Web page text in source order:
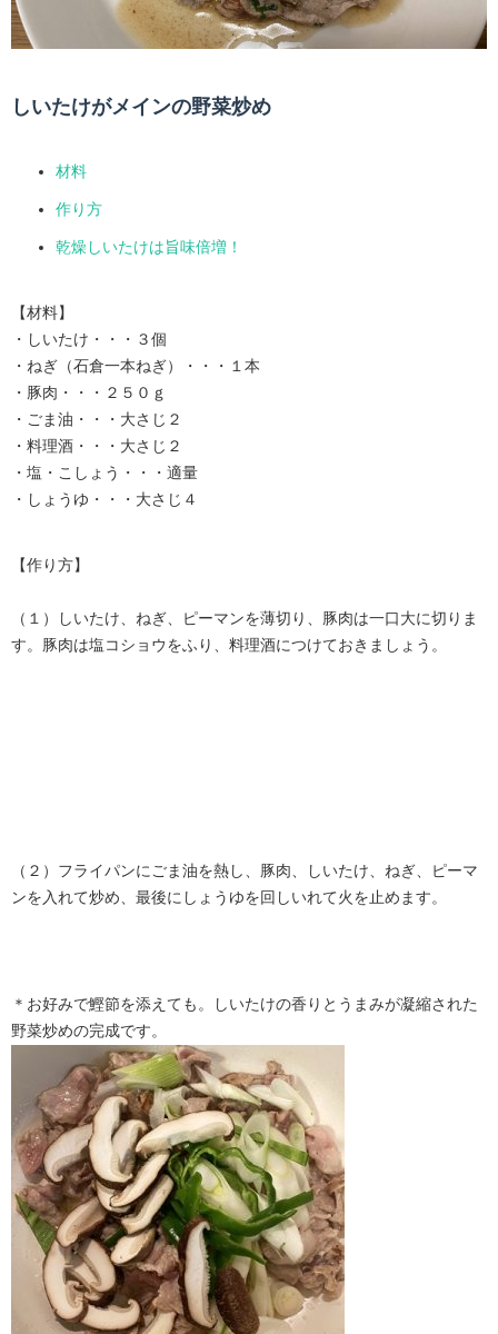
しいたけがメインの野菜炒め
材料
作り方
乾燥しいたけは旨味倍増！
【材料】
・しいたけ・・・３個
・ねぎ（石倉一本ねぎ）・・・１本
・豚肉・・・２５０ｇ
・ごま油・・・大さじ２
・料理酒・・・大さじ２
・塩・こしょう・・・適量
・しょうゆ・・・大さじ４
【作り方】
（１）しいたけ、ねぎ、ピーマンを薄切り、豚肉は一口大に切りま
す。豚肉は塩コショウをふり、料理酒につけておきましょう。
（２）フライパンにごま油を熱し、豚肉、しいたけ、ねぎ、ピーマ
ンを入れて炒め、最後にしょうゆを回しいれて火を止めます。
＊お好みで鰹節を添えても。しいたけの香りとうまみが凝縮された
野菜炒めの完成です。